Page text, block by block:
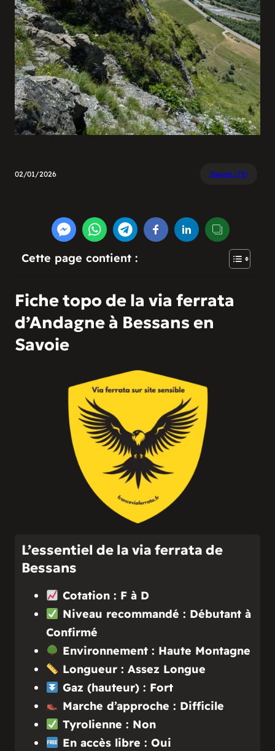
02/01/2026 Savoie (73)
Cette page contient :
Fiche topo de la via ferrata
d’Andagne à Bessans en
Savoie
L’essentiel de la via ferrata de
Bessans
Cotation : F à D
Niveau recommandé : Débutant à
Confirmé
Environnement : Haute Montagne
Longueur : Assez Longue
Gaz (hauteur) : Fort
Marche d’approche : Difficile
Tyrolienne : Non
En accès libre : Oui